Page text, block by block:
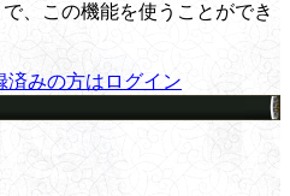
、この機能を使うことができ
済みの方はログイン